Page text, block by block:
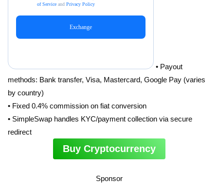
• Payout
methods: Bank transfer, Visa, Mastercard, Google Pay (varies
by country)
• Fixed 0.4% commission on fiat conversion
• SimpleSwap handles KYC/payment collection via secure
redirect
Buy Cryptocurrency
Sponsor